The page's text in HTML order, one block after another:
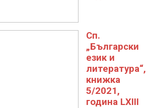
Сп.
„Български
език и
литература“,
книжка
5/2021,
година LXIII